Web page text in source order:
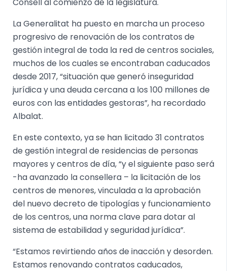
La Generalitat ha puesto en marcha un proceso
progresivo de renovación de los contratos de
gestión integral de toda la red de centros sociales,
muchos de los cuales se encontraban caducados
desde 2017, “situación que generó inseguridad
jurídica y una deuda cercana a los 100 millones de
euros con las entidades gestoras”, ha recordado
Albalat.
En este contexto, ya se han licitado 31 contratos
de gestión integral de residencias de personas
mayores y centros de día, “y el siguiente paso será
-ha avanzado la consellera – la licitación de los
centros de menores, vinculada a la aprobación
del nuevo decreto de tipologías y funcionamiento
de los centros, una norma clave para dotar al
sistema de estabilidad y seguridad jurídica”.
“Estamos revirtiendo años de inacción y desorden.
Estamos renovando contratos caducados,